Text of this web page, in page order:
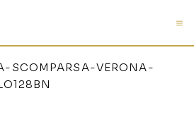
SCOMPARSA-VERONA-